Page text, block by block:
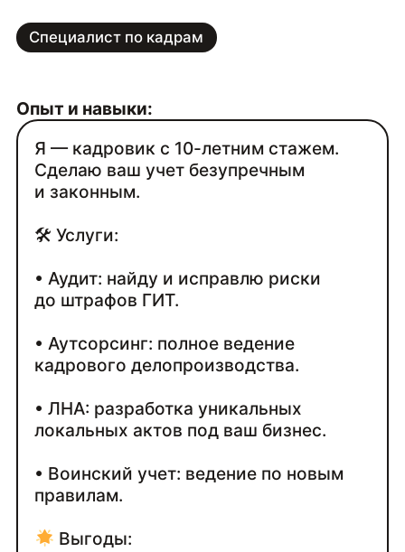
Специалист по кадрам
Опыт и навыки:
Я — кадровик с 10-летним стажем.
Сделаю ваш учет безупречным
и законным.
🛠 Услуги:
• Аудит: найду и исправлю риски
до штрафов ГИТ.
• Аутсорсинг: полное ведение
кадрового делопроизводства.
• ЛНА: разработка уникальных
локальных актов под ваш бизнес.
• Воинский учет: ведение по новым
правилам.
Выгоды: